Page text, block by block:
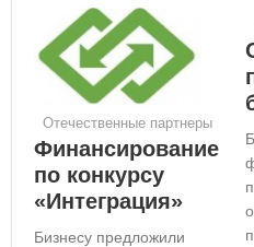
Отечественные партнеры
Финансирование
по конкурсу
«Интеграция»
Бизнесу предложили